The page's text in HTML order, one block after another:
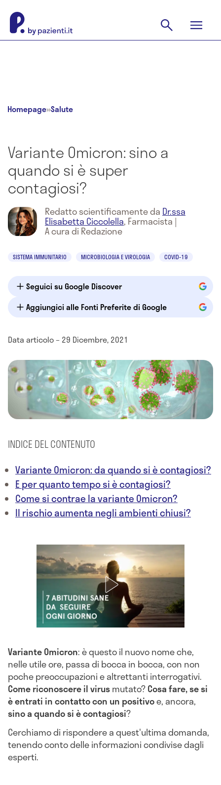
Homepage»Salute
Variante Omicron: sino a
quando si è super
contagiosi?
Redatto scientificamente da Dr.ssa
Elisabetta Ciccolella, Farmacista |
A cura di Redazione
SISTEMA IMMUNITARIO MICROBIOLOGIA E VIROLOGIA COVID-19
Seguici su Google Discover
Aggiungici alle Fonti Preferite di Google
Data articolo – 29 Dicembre, 2021
INDICE DEL CONTENUTO
Variante Omicron: da quando si è contagiosi?
E per quanto tempo si è contagiosi?
Come si contrae la variante Omicron?
Il rischio aumenta negli ambienti chiusi?
Variante Omicron: è questo il nuovo nome che,
nelle utile ore, passa di bocca in bocca, con non
poche preoccupazioni e altrettanti interrogativi.
Come riconoscere il virusmutato?Cosa fare, se si
è entrati in contatto con un positivoe, ancora,
sino a quando si è contagiosi?
Cerchiamo di rispondere a quest'ultima domanda,
tenendo conto delle informazioni condivise dagli
esperti.